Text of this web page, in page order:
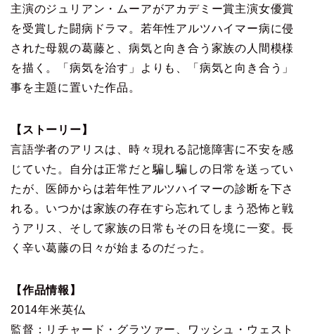
主演のジュリアン・ムーアがアカデミー賞主演女優賞
を受賞した闘病ドラマ。若年性アルツハイマー病に侵
された母親の葛藤と、病気と向き合う家族の人間模様
を描く。「病気を治す」よりも、「病気と向き合う」
事を主題に置いた作品。
【ストーリー】
言語学者のアリスは、時々現れる記憶障害に不安を感
じていた。自分は正常だと騙し騙しの日常を送ってい
たが、医師からは若年性アルツハイマーの診断を下さ
れる。いつかは家族の存在すら忘れてしまう恐怖と戦
うアリス、そして家族の日常もその日を境に一変。長
く辛い葛藤の日々が始まるのだった。
【作品情報】
2014年米英仏
監督：リチャード・グラツァー、ワッシュ・ウェスト